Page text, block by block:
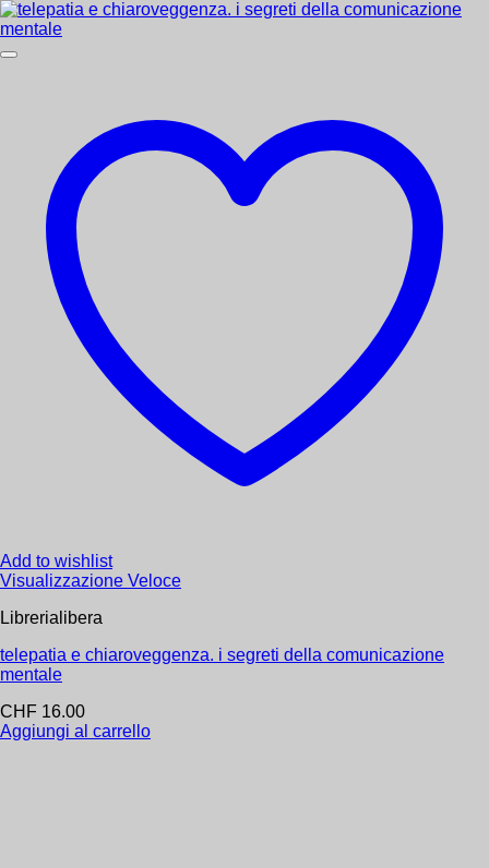
Add to wishlist
Add to wishlist
Visualizzazione Veloce
Librerialibera
telepatia e chiaroveggenza. i segreti della comunicazione
mentale
CHF 16.00
Aggiungi al carrello
Restituzione gratuita entro 14 giorni